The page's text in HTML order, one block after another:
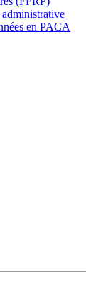
administrative
en PACA